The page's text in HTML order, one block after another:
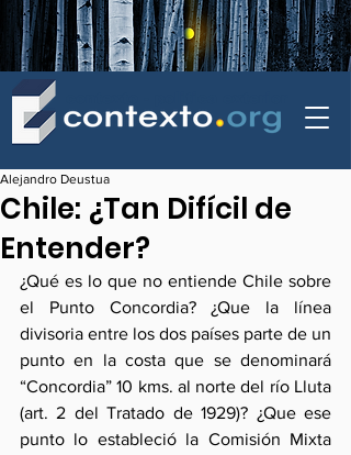
Chile: ¿Tan Difícil de
Entender?
Alejandro Deustua
¿Qué es lo que no entiende Chile sobre
el Punto Concordia? ¿Que la línea
divisoria entre los dos países parte de un
punto en la costa que se denominará
“Concordia” 10 kms. al norte del río Lluta
(art. 2 del Tratado de 1929)? ¿Que ese
punto lo estableció la Comisión Mixta